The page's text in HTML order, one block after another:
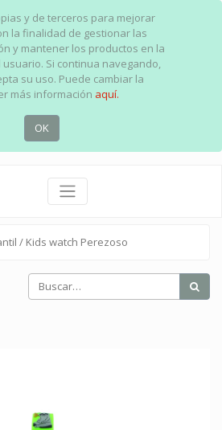
y de terceros para mejorar
la finalidad de gestionar las
y mantener los productos en la
Si continua navegando,
su uso. Puede cambiar la
más información aquí.
OK
/ Kids watch Perezoso